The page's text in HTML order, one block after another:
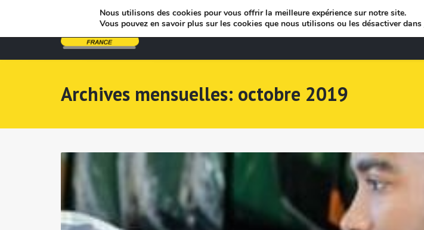
Archives mensuelles: octobre 2019
Nous utilisons des cookies pour vous offrir la meilleure expérience sur notre site.
Vous pouvez en savoir plus sur les cookies que nous utilisons ou les désactiver dans